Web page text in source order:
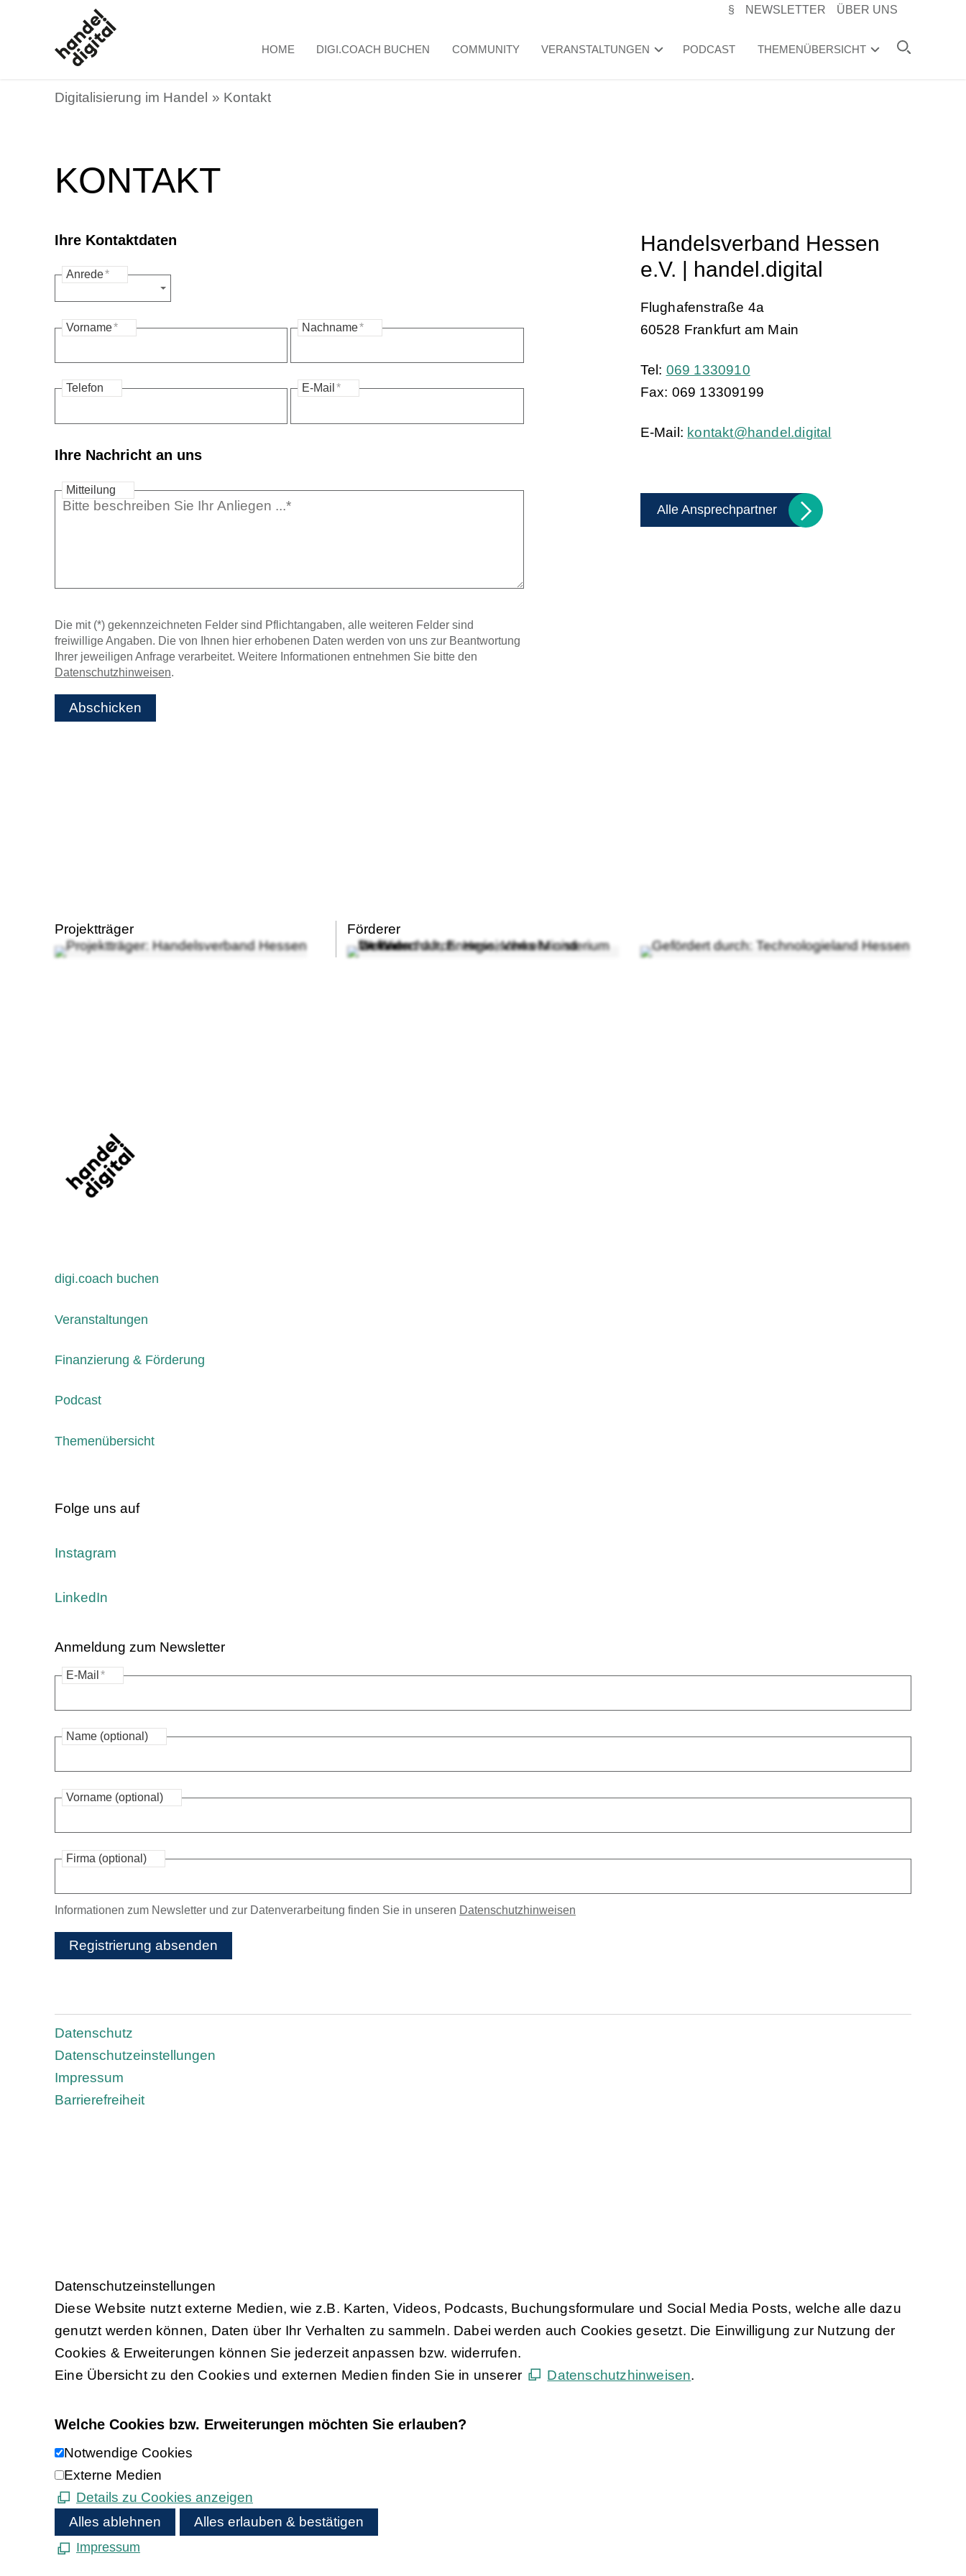
§ NEWSLETTER ÜBER UNS
HOME DIGI.COACH BUCHEN COMMUNITY VERANSTALTUNGEN PODCAST THEMENÜBERSICHT
Digitalisierung im Handel Kontakt
KONTAKT
Ihre Kontaktdaten
Anrede*
Vorname* Nachname*
Telefon E-Mail *
Ihre Nachricht an uns
Mitteilung
Die mit (*) gekennzeichneten Felder sind Pflichtangaben, alle weiteren Felder sind
freiwillige Angaben. Die von Ihnen hier erhobenen Daten werden von uns zur Beantwortung
Ihrer jeweiligen Anfrage verarbeitet. Weitere Informationen entnehmen Sie bitte den
Datenschutzhinweisen.
Abschicken
Handelsverband Hessen
e.V. | handel.digital
Flughafenstraße 4a
60528 Frankfurt am Main
Tel: 069 1330910
Fax: 069 13309199
E-Mail: k nt kt h nd d g t
Alle Ansprechpartner
Projektträger Förderer
digi.coach buchen
Veranstaltungen
Finanzierung & Förderung
Podcast
Themenübersicht
Folge uns auf
Instagram
LinkedIn
Anmeldung zum Newsletter
E-Mail *
Name (optional)
Vorname (optional)
Firma (optional)
Informationen zum Newsletter und zur Datenverarbeitung finden Sie in unseren Datenschutzhinweisen
Registrierung absenden
Datenschutz
Datenschutzeinstellungen
Impressum
Barrierefreiheit
Daten­schutz­ein­stel­lun­gen
Diese Website nutzt externe Medien, wie z.B. Karten, Videos, Podcasts, Buchungsformulare und Social Media Posts, welche alle dazu
genutzt werden können, Daten über Ihr Verhalten zu sammeln. Dabei werden auch Cookies gesetzt. Die Einwilligung zur Nutzung der
Cookies & Erweiterungen können Sie jederzeit anpassen bzw. widerrufen.
Eine Übersicht zu den Cookies und externen Medien finden Sie in unserer
Datenschutzhinweisen.
Welche Cookies bzw. Erweiterungen möchten Sie erlauben?
Notwendige Cookies
Externe Medien
Details zu Cookies anzeigen
Alles ablehnen
Alles erlauben & bestätigen
Impressum